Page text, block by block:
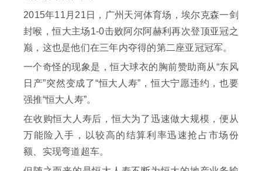
2015年11月21日，广州天河体育场，埃尔克森一剑
封喉，恒大主场1-0击败阿尔阿赫利再次登顶亚冠之
巅，这也是他们在三年内夺得的第二座亚冠冠军。
一个奇怪的现象是，恒大球衣的胸前赞助商从“东风
日产”突然变成了“恒大人寿”，恒大宁愿违约，也要
强推“恒大人寿”。
在收购恒大人寿后，恒大为了迅速做大规模，便从
万能险入手，以较高的结算利率迅速抢占市场份
额、实现弯道超车。